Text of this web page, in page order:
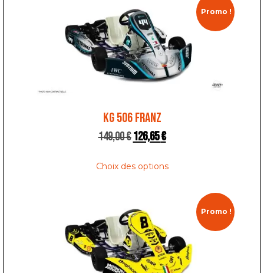
Promo !
KG 506 FRANZ
149,00€126,65€
Choix des options
Promo !